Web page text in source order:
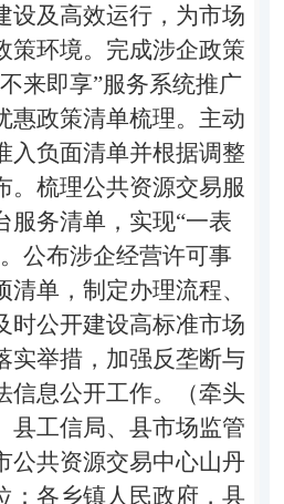
设及高效运行，为市场
策环境。完成涉企政策
不来即享”服务系统推广
惠政策清单梳理。主动
入负面清单并根据调整
。梳理公共资源交易服
服务清单，实现“一表
。公布涉企经营许可事
单，制定办理流程、
时公开建设高标准市场
实举措，加强反垄断与
信息公开工作。（牵头
县工信局、县市场监管
公共资源交易中心山丹
：各乡镇人民政府，县